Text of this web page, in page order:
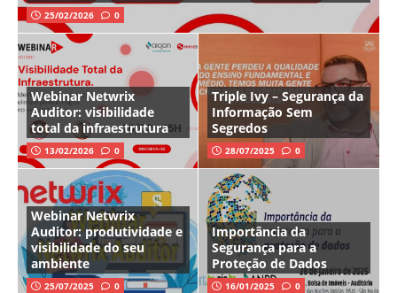
25/02/2026 0
Webinar Netwrix
Auditor: visibilidade
total da infraestrutura
13/02/2026 0
Triple Ivy – Segurança da
Informação Sem
Segredos
28/07/2025 0
Webinar Netwrix
Auditor: produtividade e
visibilidade do seu
ambiente
25/07/2025 0
Importância da
Segurança para a
Proteção de Dados
16/01/2025 0